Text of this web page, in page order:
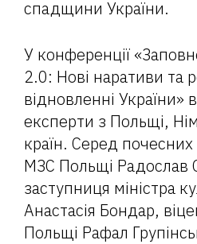
спадщини України.
У конференції
2.0: Нові наративи та
відновленні України»
експерти з Польщі,
країн. Серед почесних
МЗС Польщі Радослав
заступниця міністра
Анастасія Бондар,
Польщі Рафал